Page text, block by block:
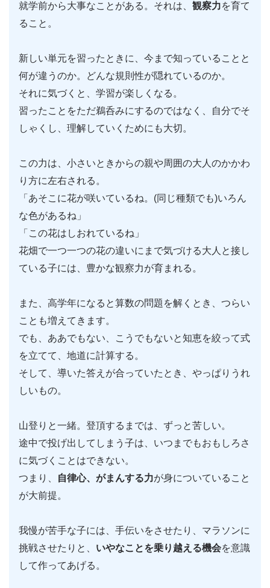
就学前から大事なことがある。それは、 観察力を育て
ること。
新しい単元を習ったときに、今まで知っていることと
何が違うのか。どんな規則性が隠れているのか。
それに気づくと、学習が楽しくなる。
習ったことをただ鵜呑みにするのではなく、自分でそ
しゃくし、理解していくためにも大切。
この力は、小さいときからの親や周囲の大人のかかわ
り方に左右される。
「あそこに花が咲いているね。(同じ種類でも)いろん
な色があるね」
「この花はしおれているね」
花畑で一つ一つの花の違いにまで気づける大人と接し
ている子には、豊かな観察力が育まれる。
また、高学年になると算数の問題を解くとき、つらい
ことも増えてきます。
でも、ああでもない、こうでもないと知恵を絞って式
を立てて、地道に計算する。
そして、導いた答えが合っていたとき、やっぱりうれ
しいもの。
山登りと一緒。登頂するまでは、ずっと苦しい。
途中で投げ出してしまう子は、いつまでもおもしろさ
に気づくことはできない。
つまり、
自律心、がまんする力が身についていること
が大前提。
我慢が苦手な子には、手伝いをさせたり、マラソンに
挑戦させたりと、 いやなことを乗り越える機会を意識
して作ってあげる。